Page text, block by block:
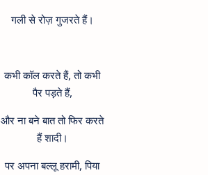
गली से रोज़ गुजरते हैं।
कभी कॉल करते हैं, तो कभी
पैर पड़ते हैं,
और ना बने बात तो फिर करते
हैं शादी।
पर अपना बल्लू हरामी, पिया